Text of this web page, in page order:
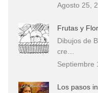
Agosto 25,
Frutas y
Dibujos de
cre…
Septiembre
Los pasos